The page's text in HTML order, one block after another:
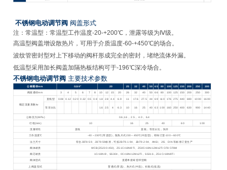
不锈钢电动调节阀 阀盖形式
注：常温型：常温型工作温度-20-+200℃，泄露等级为Ⅳ级。
高温型阀盖增设散热片，可用于介质温度-60-+450℃的场合。
波纹管密封型对上下移动的阀杆形成完全的密封，堵绝流体外漏。
低温型采用加长阀盖加隔热板结构可于-196℃深冷场合。
不锈钢电动调节阀 主要技术参数
公称通径mm G3/4” 20 25 32 40 50 65 80 100 125 150 200 250
300
阀座通径mm
3 4 5 6 7 8 10 12 15 20 26 32 40 50 66 80 100 125 150 200 250 300
额定流量系数kv
直线型 0.08 0.12 0.20 0.32 0.5 0.8 1.8 2.8 4.4 6.9 11 17.6 27.5 44 69 110 176 275 440 690 1000 1600
等百分比 1.6 2.5 4 6.3 10 16 25 40 63 100 160 250 400 630 900 1440
公称压力(MPa) 0.6,1.6
， 2.5， 4.0， 6.4
行程(mm)
10 16 25 40 60
100
流量特性
直线
直线，等百分比，快开
工作温度℃
-40 ～230℃(常温型)，散热片式230～450℃(中温型)，特殊订货-100～600℃
法兰尺寸
符合JB78-59、JB79-59标准，可按JB/79.1-94、JB/79.2-94、ANSI、JIS、DIN 等标准订货生产
阀体材质 WCB(ZG230-450) 、ZG1Cr18Ni9Ti、ZG0Cr18Ni12Mo2Ti CF8 CF8M
阀芯材质 1Cr18Ni9 ，SS304，0Cr18Ni12Mo2Ti，SS316，ZG1Cr18Ni9Ti
阀体型式
直通单座铸造球型阀
上阀盖型式
普通式(常温)，热片式(中温)，长颈式(低温)